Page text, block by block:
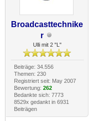
Broadcasttechnike
r
Ulli mit 2 "L"
Beiträge: 34.556
Themen: 230
Registriert seit: May 2007
Bewertung: 262
Bedankte sich: 7773
8529x gedankt in 6931
Beiträgen